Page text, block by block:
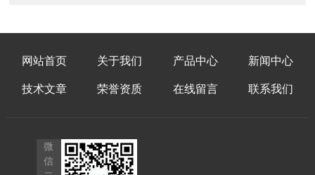
网站首页 关于我们 产品中心 新闻中心
技术文章 荣誉资质 在线留言 联系我们
微
信